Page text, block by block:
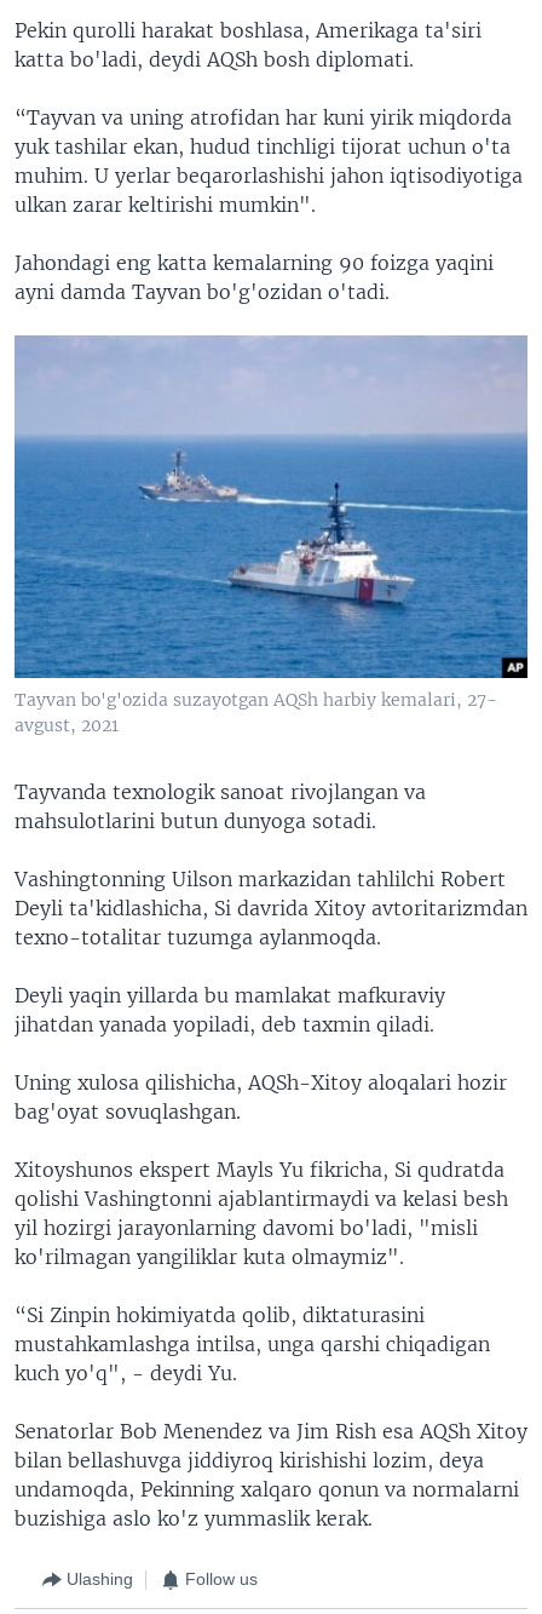
Pekin qurolli harakat boshlasa, Amerikaga ta'siri
katta bo'ladi, deydi AQSh bosh diplomati.
“Tayvan va uning atrofidan har kuni yirik miqdorda
yuk tashilar ekan, hudud tinchligi tijorat uchun o'ta
muhim. U yerlar beqarorlashishi jahon iqtisodiyotiga
ulkan zarar keltirishi mumkin".
Jahondagi eng katta kemalarning 90 foizga yaqini
ayni damda Tayvan bo'g'ozidan o'tadi.
Tayvan bo'g'ozida suzayotgan AQSh harbiy kemalari, 27-
avgust, 2021
Tayvanda texnologik sanoat rivojlangan va
mahsulotlarini butun dunyoga sotadi.
Vashingtonning Uilson markazidan tahlilchi Robert
Deyli ta'kidlashicha, Si davrida Xitoy avtoritarizmdan
texno-totalitar tuzumga aylanmoqda.
Deyli yaqin yillarda bu mamlakat mafkuraviy
jihatdan yanada yopiladi, deb taxmin qiladi.
Uning xulosa qilishicha, AQSh-Xitoy aloqalari hozir
bag'oyat sovuqlashgan.
Xitoyshunos ekspert Mayls Yu fikricha, Si qudratda
qolishi Vashingtonni ajablantirmaydi va kelasi besh
yil hozirgi jarayonlarning davomi bo'ladi, "misli
ko'rilmagan yangiliklar kuta olmaymiz".
“Si Zinpin hokimiyatda qolib, diktaturasini
mustahkamlashga intilsa, unga qarshi chiqadigan
kuch yo'q", - deydi Yu.
Senatorlar Bob Menendez va Jim Rish esa AQSh Xitoy
bilan bellashuvga jiddiyroq kirishishi lozim, deya
undamoqda, Pekinning xalqaro qonun va normalarni
buzishiga aslo ko'z yummaslik kerak.
Ulashing Follow us